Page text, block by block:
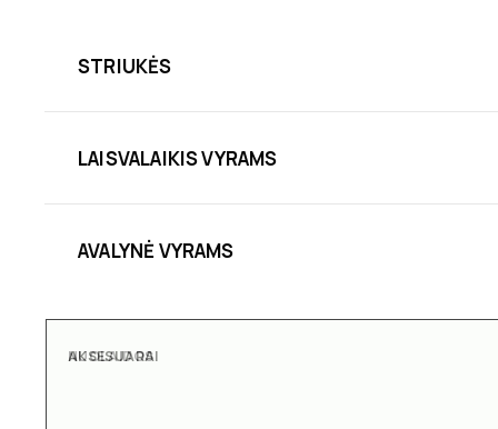
STRIUKĖS
LAISVALAIKIS VYRAMS
AVALYNĖ VYRAMS
AKSESUARAI